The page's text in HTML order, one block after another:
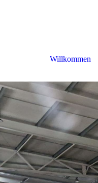
Willkommen